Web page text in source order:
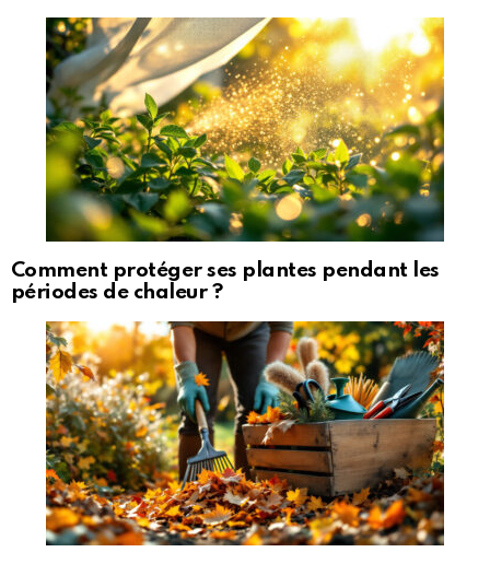
Comment protéger ses plantes pendant les
périodes de chaleur ?